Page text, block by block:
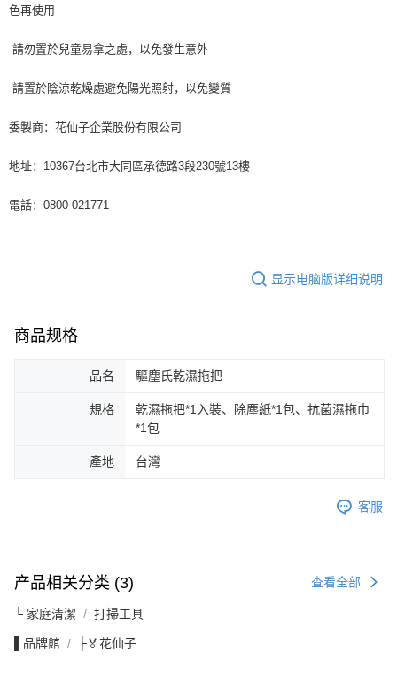
色再使用
-請勿置於兒童易拿之處，以免發生意外
-請置於陰涼乾燥處避免陽光照射，以免變質
委製商：花仙子企業股份有限公司
地址：10367台北市大同區承德路3段230號13樓
電話：0800-021771
显示电脑版详细说明
商品规格
品名 驅塵氏乾濕拖把
規格
乾濕拖把*1入裝、除塵紙*1包、抗菌濕拖巾
*1包
產地 台灣
客服
产品相关分类 (3) 查看全部
└ 家庭清潔 打掃工具
▌品牌館 ├🏅花仙子